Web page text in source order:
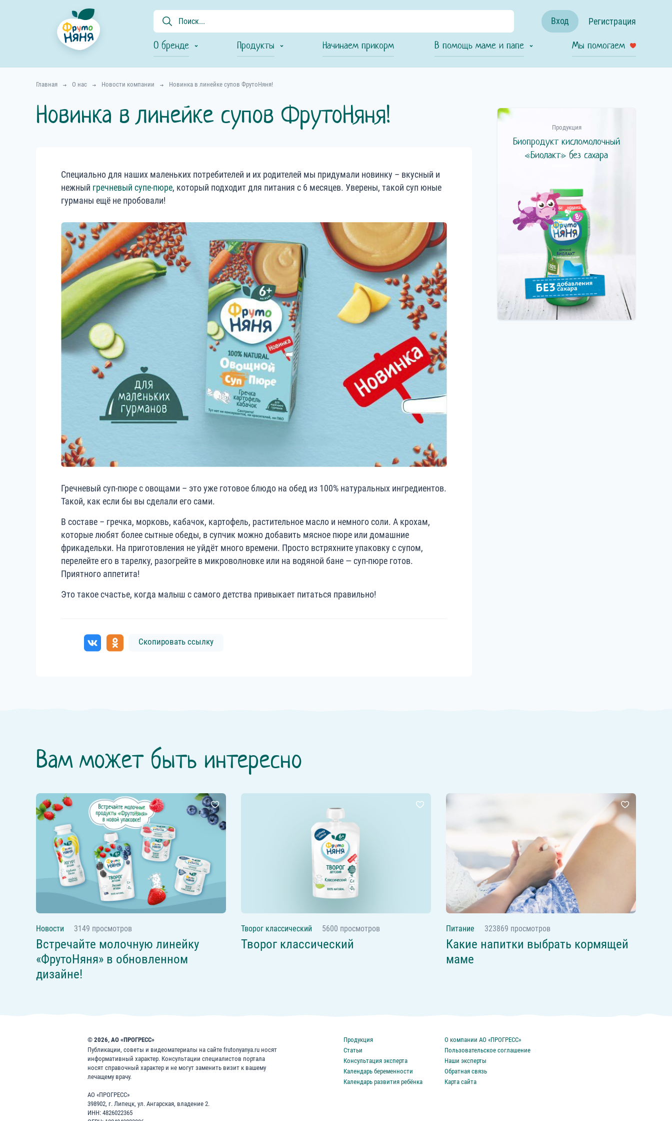
О бренде Продукты Начинаем прикорм В помощь маме и папе Мы помогаем
Регистрация
Вход
Главная О нас Новости компании Новинка в линейке супов ФрутоНяня!
Новинка в линейке супов ФрутоНяня!
Специально для наших маленьких потребителей и их родителей мы придумали новинку – вкусный и
нежный гречневый супе-пюре, который подходит для питания с 6 месяцев. Уверены, такой суп юные
гурманы ещё не пробовали!
Гречневый суп-пюре с овощами – это уже готовое блюдо на обед из 100% натуральных ингредиентов.
Такой, как если бы вы сделали его сами.
В составе – гречка, морковь, кабачок, картофель, растительное масло и немного соли. А крохам,
которые любят более сытные обеды, в супчик можно добавить мясное пюре или домашние
фрикадельки. На приготовления не уйдёт много времени. Просто встряхните упаковку с супом,
перелейте его в тарелку, разогрейте в микроволновке или на водяной бане — суп-пюре готов.
Приятного аппетита!
Это такое счастье, когда малыш с самого детства привыкает питаться правильно!
Скопировать ссылку
Вам может быть интересно
Новости 3149 просмотров
Встречайте молочную линейку
«ФрутоНяня» в обновленном
дизайне!
Творог классический 5600 просмотров
Творог классический
Питание 323869 просмотров
Какие напитки выбрать кормящей
маме
Продукция
Биопродукт кисломолочный
«Биолакт» без сахара
© 2026, АО «ПРОГРЕСС»
Публикации, советы и видеоматериалы на сайте frutonyanya.ru носят
информативный характер. Консультации специалистов портала
носят справочный характер и не могут заменить визит к вашему
лечащему врачу.
АО «ПРОГРЕСС»
398902, г. Липецк, ул. Ангарская, владение 2.
ИНН: 4826022365
Продукция
Статьи
Консультация эксперта
Календарь беременности
Календарь развития ребёнка
О компании АО «ПРОГРЕСС»
Пользовательское соглашение
Наши эксперты
Обратная связь
Карта сайта